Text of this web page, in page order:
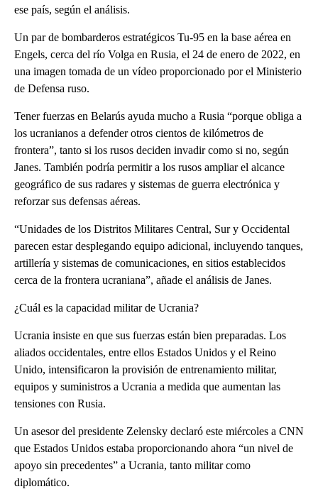
ese país, según el análisis.
Un par de bombarderos estratégicos Tu-95 en la base aérea en
Engels, cerca del río Volga en Rusia, el 24 de enero de 2022, en
una imagen tomada de un vídeo proporcionado por el Ministerio
de Defensa ruso.
Tener fuerzas en Belarús ayuda mucho a Rusia “porque obliga a
los ucranianos a defender otros cientos de kilómetros de
frontera”, tanto si los rusos deciden invadir como si no, según
Janes. También podría permitir a los rusos ampliar el alcance
geográfico de sus radares y sistemas de guerra electrónica y
reforzar sus defensas aéreas.
“Unidades de los Distritos Militares Central, Sur y Occidental
parecen estar desplegando equipo adicional, incluyendo tanques,
artillería y sistemas de comunicaciones, en sitios establecidos
cerca de la frontera ucraniana”, añade el análisis de Janes.
¿Cuál es la capacidad militar de Ucrania?
Ucrania insiste en que sus fuerzas están bien preparadas. Los
aliados occidentales, entre ellos Estados Unidos y el Reino
Unido, intensificaron la provisión de entrenamiento militar,
equipos y suministros a Ucrania a medida que aumentan las
tensiones con Rusia.
Un asesor del presidente Zelensky declaró este miércoles a CNN
que Estados Unidos estaba proporcionando ahora “un nivel de
apoyo sin precedentes” a Ucrania, tanto militar como
diplomático.